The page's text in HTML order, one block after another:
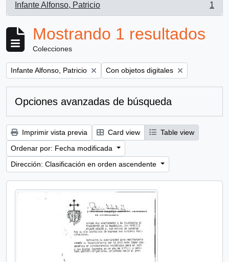
Infante Alfonso, Patricio
, 1 resultados
1
Mostrando 1 resultados
Colecciones
Remove filter:
Infante Alfonso, Patricio Remove filter:
Con objetos digitales
Opciones avanzadas de búsqueda
Imprimir vista previa Card view
Table view
Ordenar por: Fecha modificada
Dirección: Clasificación en orden ascendente